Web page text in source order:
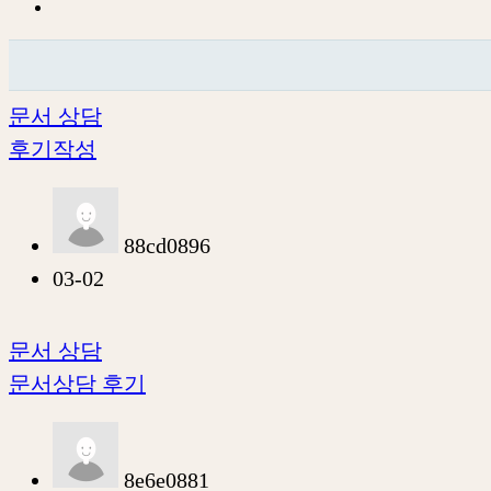
문서 상담
후기작성
88cd0896
03-02
문서 상담
문서상담 후기
8e6e0881